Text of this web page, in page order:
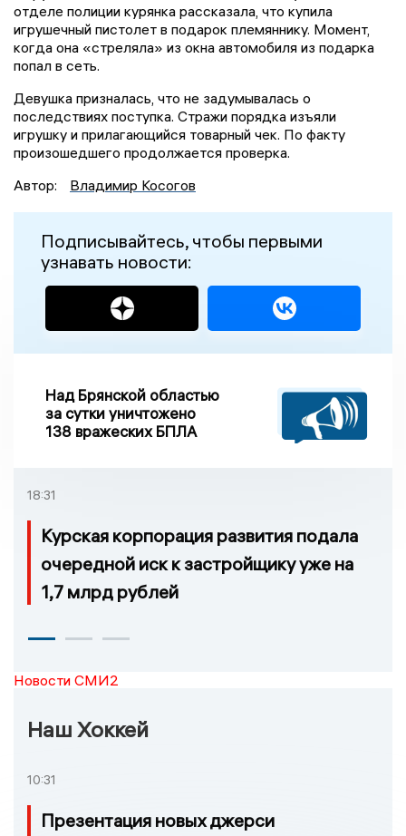
отделе полиции курянка рассказала, что купила
игрушечный пистолет в подарок племяннику. Момент,
когда она «стреляла» из окна автомобиля из подарка
попал в сеть.
Девушка призналась, что не задумывалась о
последствиях поступка. Стражи порядка изъяли
игрушку и прилагающийся товарный чек. По факту
произошедшего продолжается проверка.
Автор:
Владимир Косогов
Подписывайтесь, чтобы первыми
узнавать новости:
Над Брянской областью
за сутки уничтожено
138 вражеских БПЛА
18:31
Курская корпорация развития подала
очередной иск к застройщику уже на
1,7 млрд рублей
Новости СМИ2
Наш Хоккей
10:31
Презентация новых джерси